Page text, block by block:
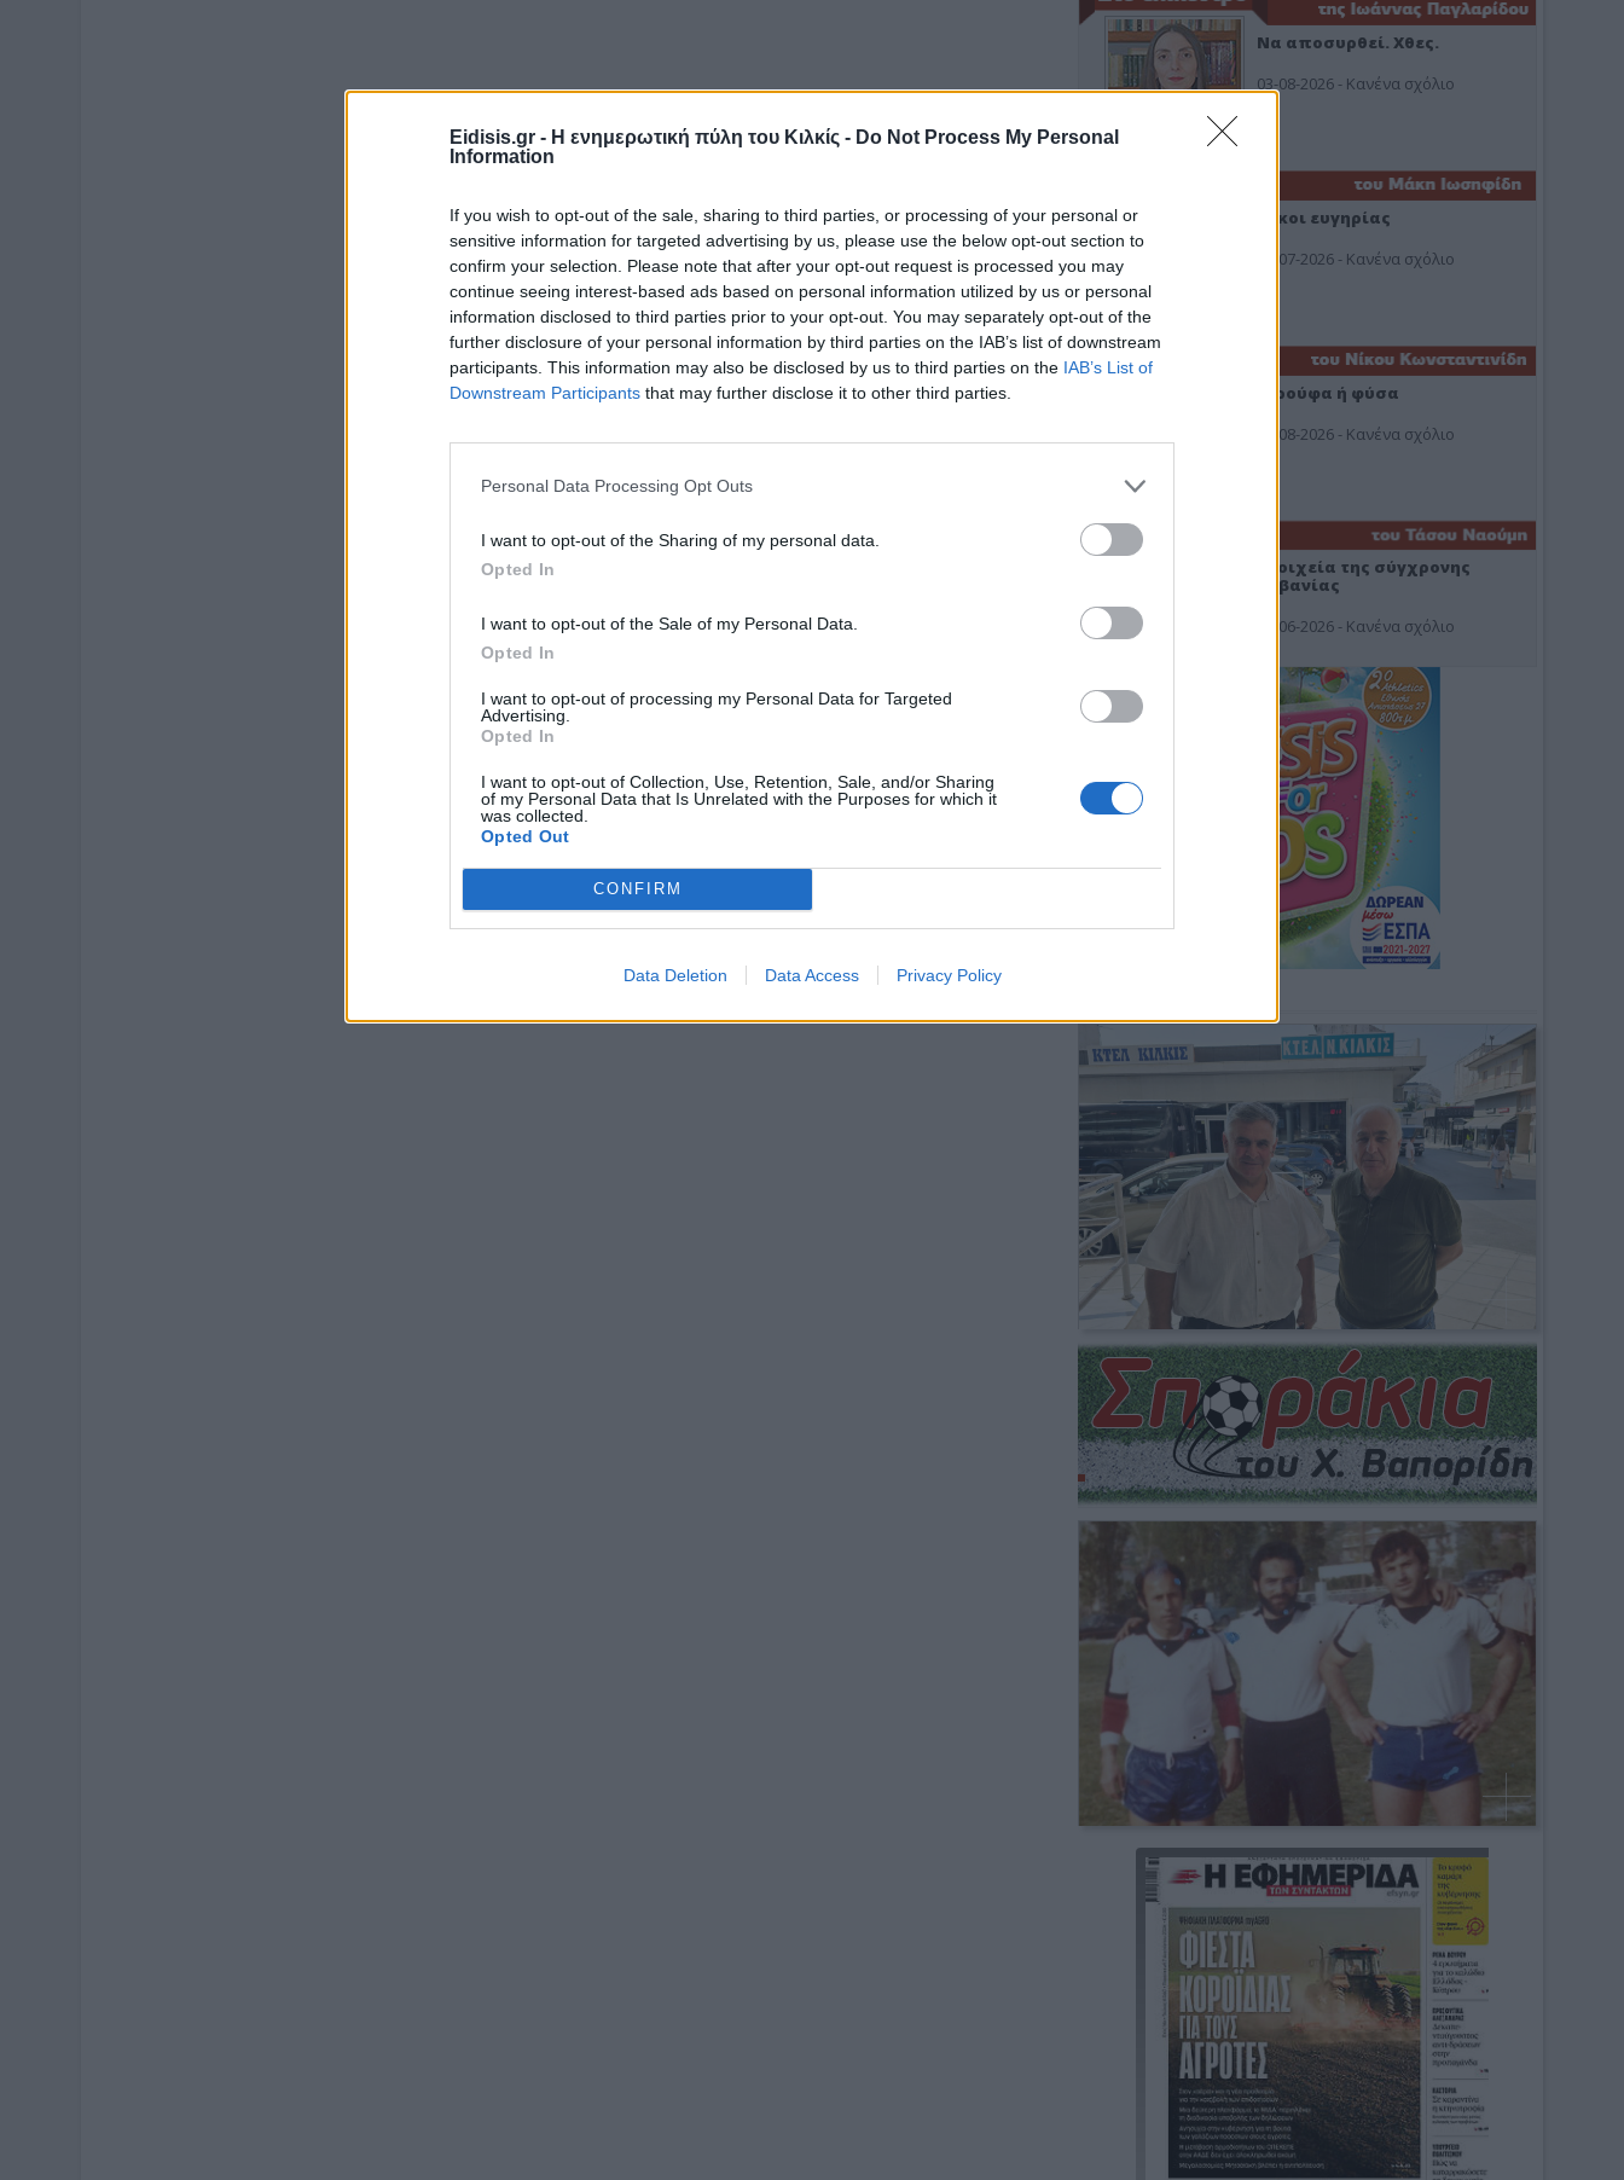
Eidisis.gr - Η ενημερωτική πύλη του Κιλκίς - Do Not Process My Personal
Information
If you wish to opt-out of the sale, sharing to third parties, or processing of your personal or
sensitive information for targeted advertising by us, please use the below opt-out section to
confirm your selection. Please note that after your opt-out request is processed you may
continue seeing interest-based ads based on personal information utilized by us or personal
information disclosed to third parties prior to your opt-out. You may separately opt-out of the
further disclosure of your personal information by third parties on the IAB’s list of downstream
participants. This information may also be disclosed by us to third parties on the IAB’s List of
Downstream Participants that may further disclose it to other third parties.
Personal Data Processing Opt Outs
I want to opt-out of the Sharing of my personal data.
Opted In
I want to opt-out of the Sale of my Personal Data.
Opted In
I want to opt-out of processing my Personal Data for Targeted
Advertising.
Opted In
I want to opt-out of Collection, Use, Retention, Sale, and/or Sharing
of my Personal Data that Is Unrelated with the Purposes for which it
was collected.
Opted Out
CONFIRM
Data Deletion Data Access Privacy Policy
Να αποσυρθεί. Χθες.
03-08-2026 - Κανένα σχόλιο
Οίκοι ευγηρίας
24-07-2026 - Κανένα σχόλιο
Ή ρούφα ή φύσα
03-08-2026 - Κανένα σχόλιο
Στοιχεία της σύγχρονης
Αλβανίας
19-06-2026 - Κανένα σχόλιο